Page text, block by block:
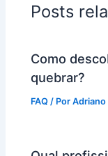
Posts
Como
quebrar?
FAQ / PorAdriano